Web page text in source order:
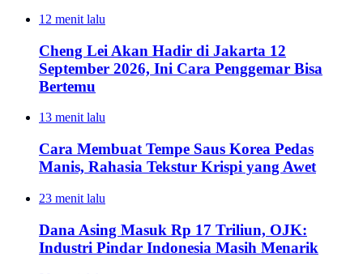
12 menit lalu
Cheng Lei Akan Hadir di Jakarta 12
September 2026, Ini Cara Penggemar Bisa
Bertemu
13 menit lalu
Cara Membuat Tempe Saus Korea Pedas
Manis, Rahasia Tekstur Krispi yang Awet
23 menit lalu
Dana Asing Masuk Rp 17 Triliun, OJK:
Industri Pindar Indonesia Masih Menarik